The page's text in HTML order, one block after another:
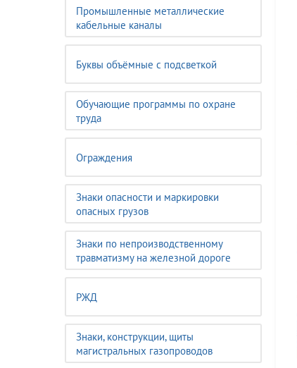
Промышленные металлические
кабельные каналы
Буквы объёмные с подсветкой
Обучающие программы по охране
труда
Ограждения
Знаки опасности и маркировки
опасных грузов
Знаки по непроизводственному
травматизму на железной дороге
РЖД
Знаки, конструкции, щиты
магистральных газопроводов